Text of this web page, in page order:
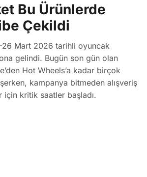
Bu Ürünlerde
Çekildi
Mart 2026 tarihli oyuncak
gelindi. Bugün son gün olan
Hot Wheels’a kadar birçok
kampanya bitmeden alışveriş
için kritik saatler başladı.